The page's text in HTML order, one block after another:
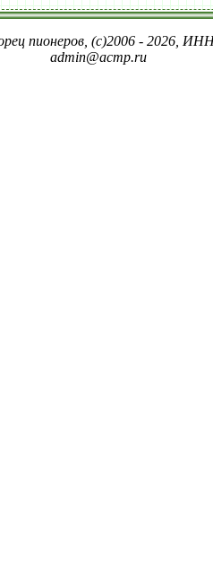
пионеров, (c)2006 - 2026,
admin@acmp.ru